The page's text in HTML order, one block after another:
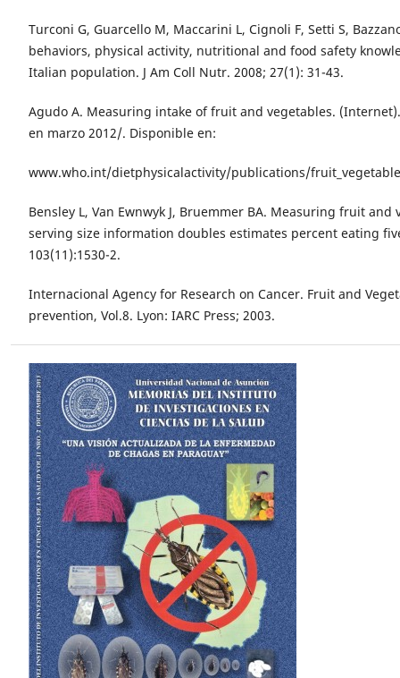
Turconi G, Guarcello M, Maccarini L, Cignoli F, Setti S,
behaviors, physical activity, nutritional and food safety
Italian population. J Am Coll Nutr. 2008; 27(1): 31-43.
Agudo A. Measuring intake of fruit and vegetables.
en marzo 2012/. Disponible en:
www.who.int/dietphysicalactivity/publications/
Bensley L, Van Ewnwyk J, Bruemmer BA. Measuring fruit
serving size information doubles estimates percent eating
103(11):1530-2.
Internacional Agency for Research on Cancer. Fruit and
prevention, Vol.8. Lyon: IARC Press; 2003.